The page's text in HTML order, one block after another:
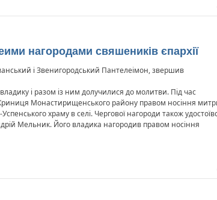
нагородами свяшеників єпархії
і Звенигородський Пантелеімон, звершив
і разом із ним долучилися до молитви. Під час
Криниця Монастирищенського району правом носіння
храму в селі. Чергової нагороди також
Мельник. Його владика нагородив правом носіння